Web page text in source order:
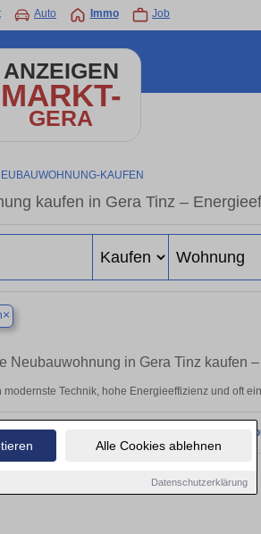
Alle Cookies ablehnen
Datenschutzerklärung
Auto Immo Job
ANZEIGEN
MARKT-
GERA
KAUFEN
kaufen in Gera Tinz –
×
Neubauwohnung in Gera Tinz kaufen
Technik, hohe Energieeffizienz und oft
Objekte finden. Schauen Sie bald wieder